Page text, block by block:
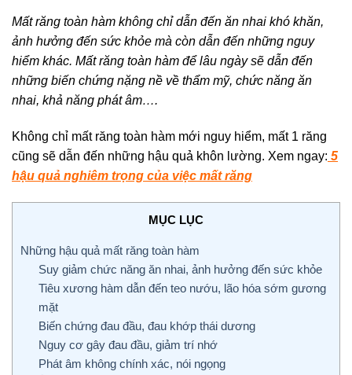
Mất răng toàn hàm không chỉ dẫn đến ăn nhai khó khăn,
ảnh hưởng đến sức khỏe mà còn dẫn đến những nguy
hiểm khác. Mất răng toàn hàm để lâu ngày sẽ dẫn đến
những biến chứng nặng nề về thẩm mỹ, chức năng ăn
nhai, khả năng phát âm….
Không chỉ mất răng toàn hàm mới nguy hiểm, mất 1 răng
cũng sẽ dẫn đến những hậu quả khôn lường. Xem ngay: 5
hậu quả nghiêm trọng của việc mất răng
MỤC LỤC
Những hậu quả mất răng toàn hàm
Suy giảm chức năng ăn nhai, ảnh hưởng đến sức khỏe
Tiêu xương hàm dẫn đến teo nướu, lão hóa sớm gương
mặt
Biến chứng đau đầu, đau khớp thái dương
Nguy cơ gây đau đầu, giảm trí nhớ
Phát âm không chính xác, nói ngọng